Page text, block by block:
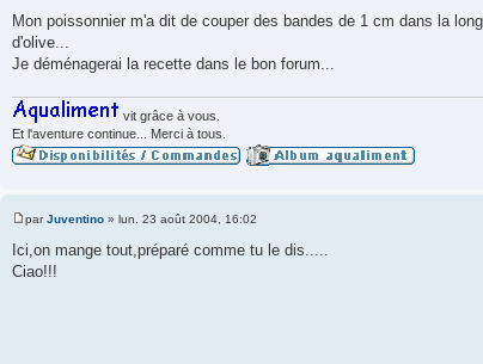
Mon poissonnier m'a dit de couper des bandes de 1 cm dans la
d'olive...
Je déménagerai la recette dans le bon forum...
vit grâce à vous.
Et l'aventure continue... Merci à tous.
M
e
s
s
parJuventino » lun. 23 août 2004, 16:02
Ici,on mange tout,préparé comme tu le dis.....
Ciao!!!